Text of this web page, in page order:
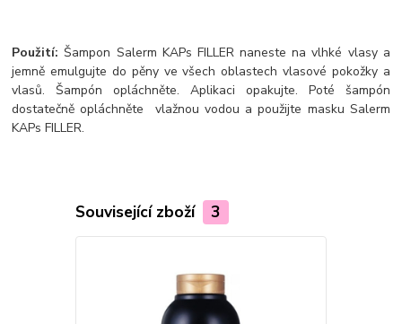
Použití:Šampon Salerm KAPs FILLER naneste na vlhké vlasy a
jemně emulgujte do pěny ve všech oblastech vlasové pokožky a
vlasů. Šampón opláchněte. Aplikaci opakujte. Poté šampón
dostatečně opláchněte vlažnou vodou a použijte masku Salerm
KAPs FILLER.
Související zboží 3